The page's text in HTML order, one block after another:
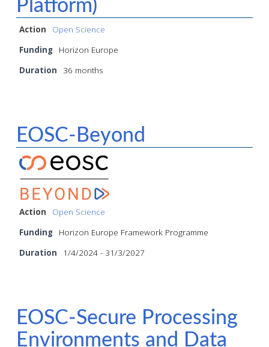
Platform)
Action
Open Science
Funding
Horizon Europe
Duration
36 months
EOSC-Beyond
Action
Open Science
Funding
Horizon Europe Framework Programme
Duration
1/4/2024 - 31/3/2027
EOSC-Secure Processing
Environments and Data